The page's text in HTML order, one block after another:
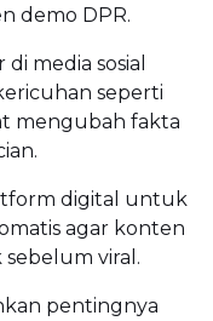
demo DPR.
media sosial
seperti
mengubah fakta
digital untuk
agar konten
viral.
pentingnya